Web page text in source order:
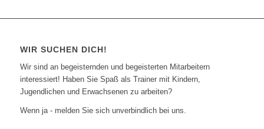
WIR SUCHEN DICH!
Wir sind an begeisternden und begeisterten Mitarbeitern
interessiert! Haben Sie Spaß als Trainer mit Kindern,
Jugendlichen und Erwachsenen zu arbeiten?
Wenn ja - melden Sie sich unverbindlich bei uns.